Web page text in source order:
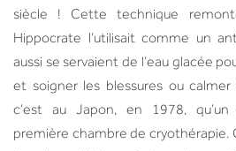
siècle ! Cette technique
Hippocrate l’utilisait comme un
aussi se servaient de l’eau glacée
et soigner les blessures ou calmer
c’est au Japon, en 1978,
première chambre de cryothérapie.